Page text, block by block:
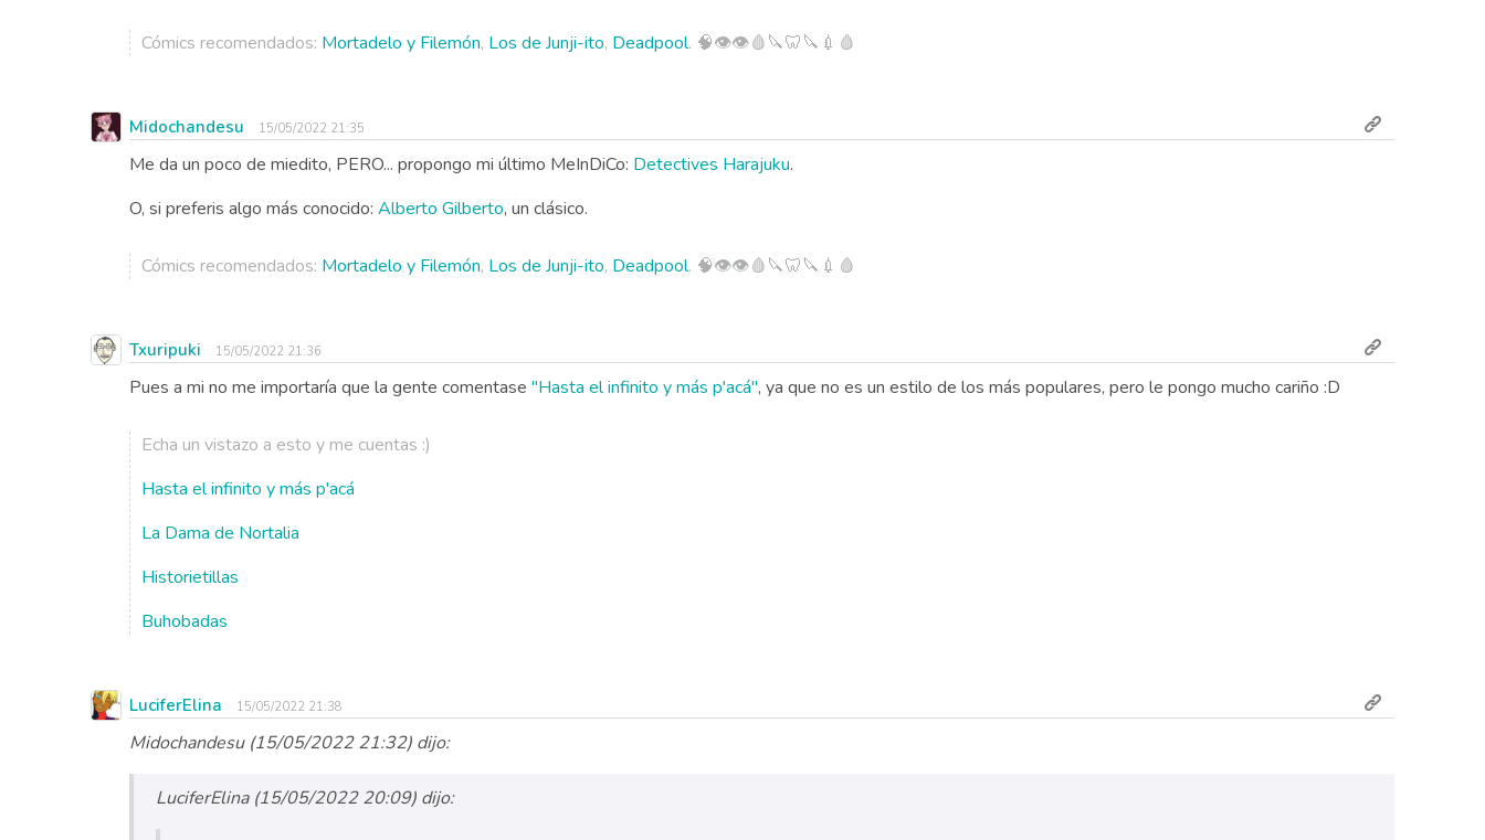
Cómics recomendados: Mortadelo y Filemón, Los de Junji-ito, Deadpool. 🧠👁️👁️🩸🔪🦷🔪💉🩸
Midochandesu 15/05/2022 21:35
Me da un poco de miedito, PERO... propongo mi último MeInDiCo: Detectives Harajuku.
O, si preferis algo más conocido: Alberto Gilberto, un clásico.
Cómics recomendados: Mortadelo y Filemón, Los de Junji-ito, Deadpool. 🧠👁️👁️🩸🔪🦷🔪💉🩸
Txuripuki 15/05/2022 21:36
Pues a mi no me importaría que la gente comentase "Hasta el infinito y más p'acá", ya que no es un estilo de los más populares, pero le pongo mucho cariño :D
Echa un vistazo a esto y me cuentas :)
Hasta el infinito y más p'acá
La Dama de Nortalia
Historietillas
Buhobadas
LuciferElina 15/05/2022 21:38
Midochandesu (15/05/2022 21:32) dijo:
LuciferElina (15/05/2022 20:09) dijo: